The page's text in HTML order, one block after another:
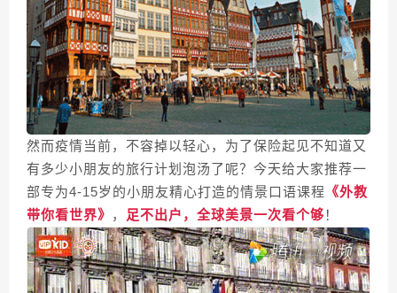
然而疫情当前，不容掉以轻心，为了保险起见不知道又
有多少小朋友的旅行计划泡汤了呢？今天给大家推荐一
部专为4-15岁的小朋友精心打造的情景口语课程 《外教
带你看世界》 ， 足不出户，全球美景一次看个够 ！